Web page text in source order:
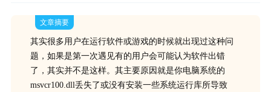
文章摘要
其实很多用户在运行软件或游戏的时候就出现过这种问
题，如果是第一次遇见有的用户会可能认为软件出错
了，其实并不是这样。其主要原因就是你电脑系统的
msvcr100.dll丢失了或没有安装一些系统运行库所导致